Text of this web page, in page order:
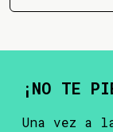
¡NO TE
Una vez a